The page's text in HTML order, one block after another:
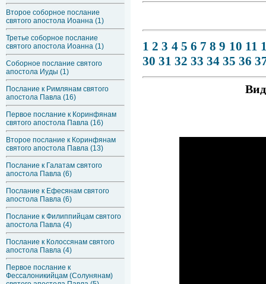
Второе соборное послание
святого апостола Иоанна (1)
Третье соборное послание
святого апостола Иоанна (1)
Соборное послание святого
апостола Иуды (1)
Послание к Римлянам святого
апостола Павла (16)
Первое послание к Коринфянам
святого апостола Павла (16)
Второе послание к Коринфянам
святого апостола Павла (13)
Послание к Галатам святого
апостола Павла (6)
Послание к Ефесянам святого
апостола Павла (6)
Послание к Филиппийцам святого
апостола Павла (4)
Послание к Колоссянам святого
апостола Павла (4)
Первое послание к
Фессалоникийцам (Солунянам)
1 2 3 4 5 6 7 8 9 10 11
30 31 32 33 34 35 36